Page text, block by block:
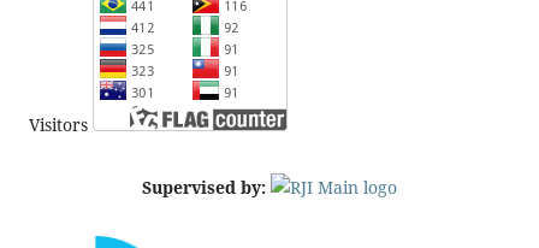
Visitors
Supervised by: